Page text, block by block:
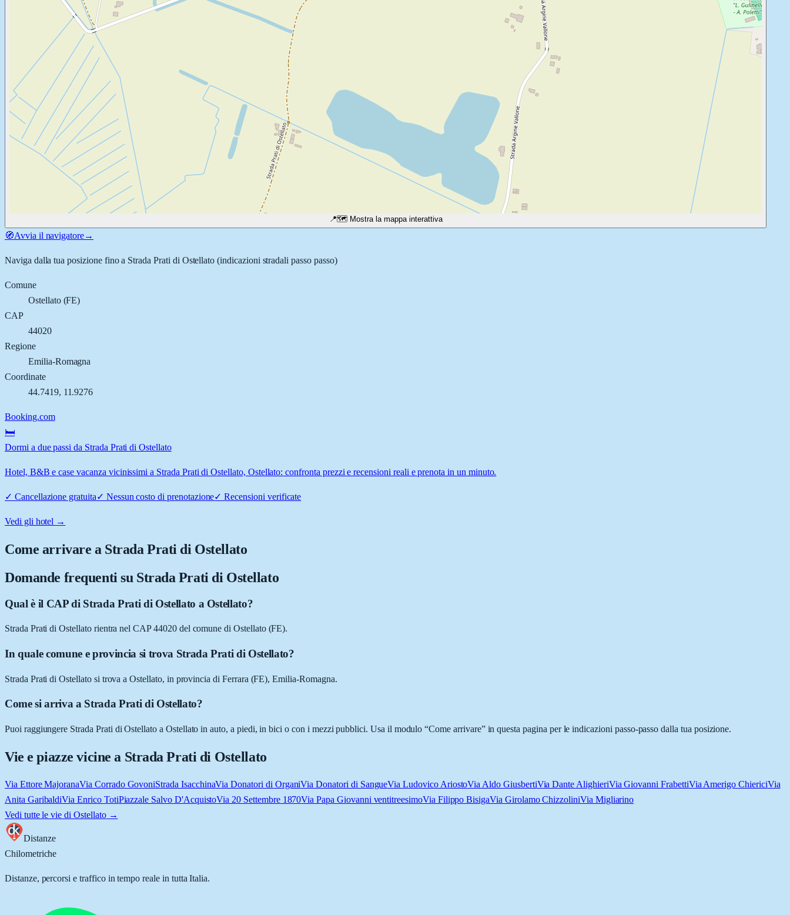
📍🗺️ Mostra la mappa interattiva
🧭Avvia il navigatore→
Naviga dalla tua posizione fino a Strada Prati di Ostellato (indicazioni stradali passo passo)
Comune
Ostellato(FE)
CAP
44020
Regione
Emilia-Romagna
Coordinate
44.7419, 11.9276
Booking.com
🛏️
Dormi a due passi da Strada Prati di Ostellato
Hotel, B&B e case vacanza vicinissimi a Strada Prati di Ostellato, Ostellato: confronta prezzi e recensioni reali e prenota in un minuto.
✓ Cancellazione gratuita✓ Nessun costo di prenotazione✓Recensioni verificate
Vedi gli hotel →
Come arrivare a Strada Prati di Ostellato
Domande frequenti su Strada Prati di Ostellato
Qual è il CAP di Strada Prati di Ostellato a Ostellato?
Strada Prati di Ostellato rientra nel CAP 44020 del comune di Ostellato (FE).
In quale comune e provincia si trova Strada Prati di Ostellato?
Strada Prati di Ostellato si trova a Ostellato, in provincia di Ferrara (FE), Emilia-Romagna.
Come si arriva a Strada Prati di Ostellato?
Puoi raggiungere Strada Prati di Ostellato a Ostellato in auto, a piedi, in bici o con i mezzi pubblici. Usa il modulo “Come arrivare” in questa pagina per le indicazioni passo-passo dalla tua posizione.
Vie e piazze vicine a Strada Prati di Ostellato
Via Ettore MajoranaVia Corrado GovoniStrada IsacchinaVia Donatori di OrganiVia Donatori di SangueVia Ludovico AriostoVia Aldo GiusbertiVia Dante AlighieriVia Giovanni FrabettiVia Amerigo ChiericiVia
Anita GaribaldiVia Enrico TotiPiazzale Salvo D'AcquistoVia 20 Settembre 1870Via Papa Giovanni ventitreesimoVia Filippo BisigaVia Girolamo ChizzoliniVia Migliarino
Vedi tutte le vie di Ostellato→
Distanze
Chilometriche
Distanze, percorsi e traffico in tempo reale in tutta Italia.